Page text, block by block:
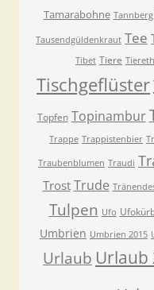
Tamarabohne Tannberg
Tausendgüldenkraut Tee
Tibet Tiere
Tischgeflüster
Topfen Topinambur
Trappe Trappistenbier
Traubenblumen Traudi
Trost Trude
Tulpen Ufo
Umbrien Umbrien 2015
Urlaub Urlaub